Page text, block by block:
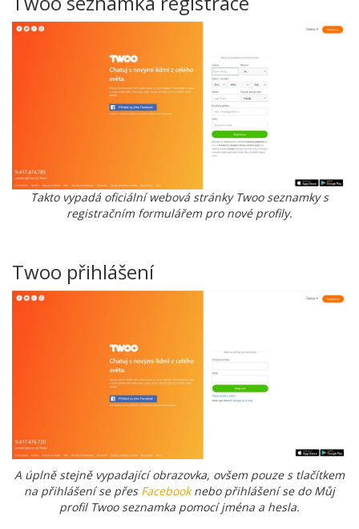
Takto vypadá oficiální webová stránky Twoo seznamky s
registračním formulářem pro nové profily.
Twoo přihlášení
A úplně stejně vypadající obrazovka, ovšem pouze s tlačítkem
na přihlášení se přes Facebooknebo přihlášení se do Můj
profil Twoo seznamka pomocí jména a hesla.